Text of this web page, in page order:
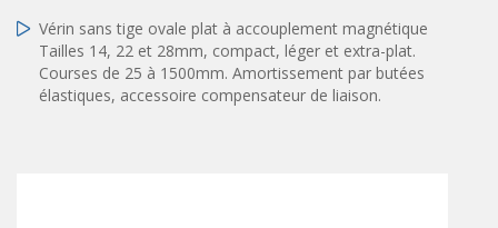
Actionneurs standardisés
Amortisseurs hydrauliques
Régulateurs hydrauliques
Imprimerie
Plasturgie
Nous sommes heureux de vous conseiller !
+33 0 254 553 811
Vérin sans tige ovale plat à accouplement magnétique
Tailles 14, 22 et 28mm, compact, léger et extra-plat.
Courses de 25 à 1500mm. Amortissement par butées
élastiques, accessoire compensateur de liaison.